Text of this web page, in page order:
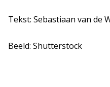
Tekst: Sebastiaan van de
Beeld: Shutterstock